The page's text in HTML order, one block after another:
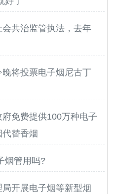
共治监管执法，去年
将投票电子烟尼古丁
免费提供100万种电子
替香烟
烟管用吗?
开展电子烟等新型烟